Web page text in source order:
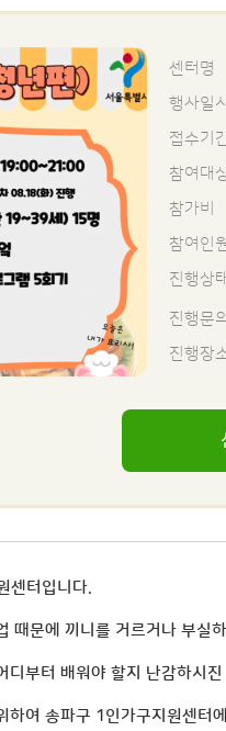
센터명
행사일시
접수기
참여대
참가비
참여인
진행상
진행문의
진행장
센터입니다.
때문에 끼니를 거르거나 부실
디부터 배워야 할지 난감하시
여 송파구 1인가구지원센터